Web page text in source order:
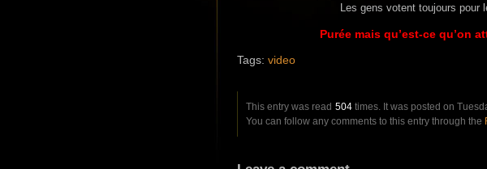
Les gens votent toujours
Purée mais qu’est-ce qu’on
Tags: video
This entry was read 504times. It was posted on
You can follow any comments to this entry through the